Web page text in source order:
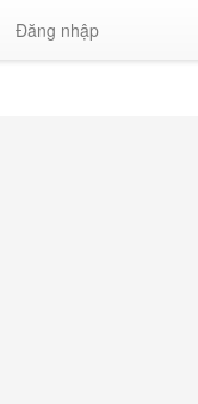
Đăng nhập